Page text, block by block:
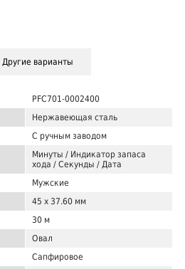
Другие варианты
PFC701-0002400
Нержавеющая сталь
С ручным заводом
Минуты / Индикатор запаса
хода / Секунды / Дата
Мужские
45 x 37.60 мм
30 м
Овал
Сапфировое